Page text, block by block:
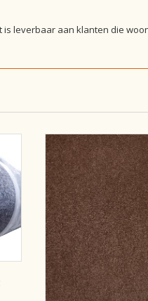
leverbaar aan klanten die